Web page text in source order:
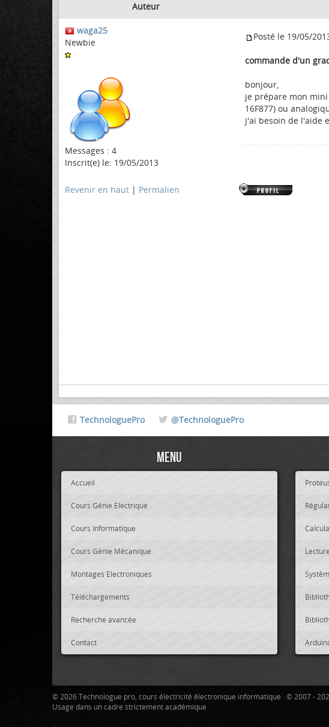
Auteur
waga25
Newbie
Messages : 4
Inscrit(e) le: 19/05/2013
Posté le 19/05/
commande d'un
bonjour,
je prépare mon
16F877) ou
j'ai besoin de l'aide
Revenir en haut | Permalien
TechnologuePro @TechnologuePro
Menu
Accueil
Cours Génie Electrique
Cours Informatique
Cours Génie Mécanique
Montages Electroniques
Téléchargements
Recherche avancée
Contact
© 2026 Technologue pro, cours électricité électronique informatique · © 2007 -
Usage dans un cadre strictement académique